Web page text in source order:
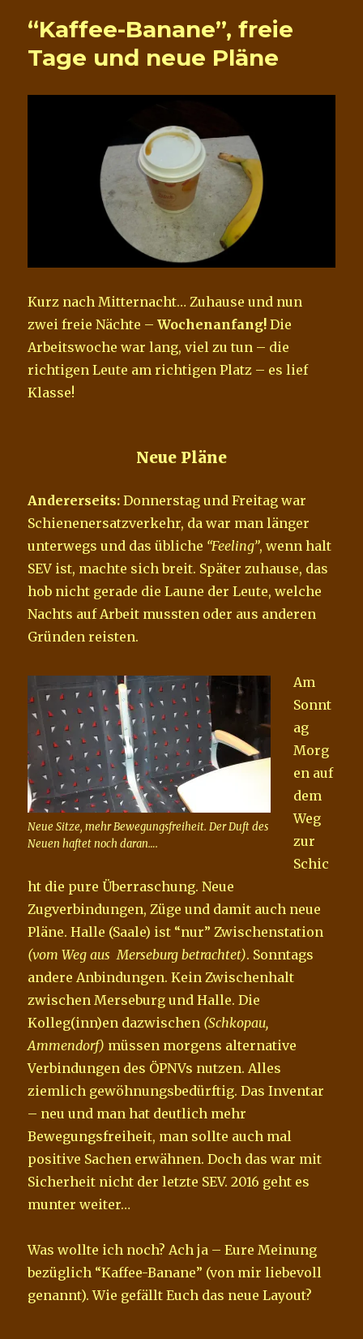
=
“Kaffee-Banane”, freie
Tage und neue Pläne
Kurz nach Mitternacht… Zuhause und nun
zwei freie Nächte –Wochenanfang! Die
Arbeitswoche war lang, viel zu tun – die
richtigen Leute am richtigen Platz – es lief
Klasse!
Neue Pläne
Andererseits: Donnerstag und Freitag war
Schienenersatzverkehr, da war man länger
unterwegs und das übliche “Feeling”, wenn halt
SEV ist, machte sich breit. Später zuhause, das
hob nicht gerade die Laune der Leute, welche
Nachts auf Arbeit mussten oder aus anderen
Gründen reisten.
Neue Sitze, mehr Bewegungsfreiheit. Der Duft des
Neuen haftet noch daran….
Am
Sonnt
ag
Morg
en auf
dem
Weg
zur
Schic
ht die pure Überraschung. Neue
Zugverbindungen, Züge und damit auch neue
Pläne. Halle (Saale) ist “nur” Zwischenstation
(vom Weg aus Merseburg betrachtet). Sonntags
andere Anbindungen. Kein Zwischenhalt
zwischen Merseburg und Halle. Die
Kolleg(inn)en dazwischen (Schkopau,
Ammendorf) müssen morgens alternative
Verbindungen des ÖPNVs nutzen. Alles
ziemlich gewöhnungsbedürftig. Das Inventar
– neu und man hat deutlich mehr
Bewegungsfreiheit, man sollte auch mal
positive Sachen erwähnen. Doch das war mit
Sicherheit nicht der letzte SEV. 2016 geht es
munter weiter…
Was wollte ich noch? Ach ja – Eure Meinung
bezüglich “Kaffee-Banane” (von mir liebevoll
genannt). Wie gefällt Euch das neue Layout?